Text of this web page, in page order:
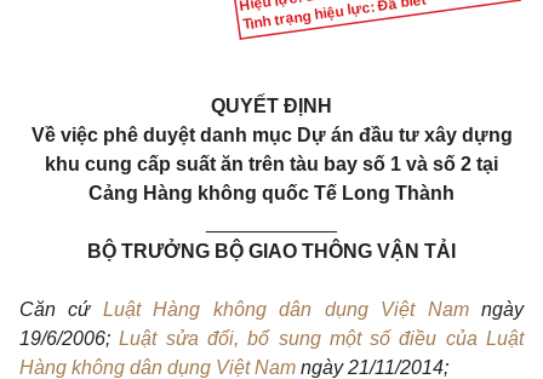
Tình trạng hiệu lực: Đã biết
QUYẾT ĐỊNH
Về việc phê duyệt danh mục Dự án đầu tư xây dựng
khu cung cấp suất ăn trên tàu bay số 1 và số 2 tại
Cảng Hàng không quốc Tế Long Thành
BỘ TRƯỞNG BỘ GIAO THÔNG VẬN TẢI
Căn cứ Luật Hàng không dân dụng Việt Namngày
19/6/2006;Luật sửa đổi, bổ sung một số điều của Luật
Hàng không dân dụng Việt Nam ngày 21/11/2014;